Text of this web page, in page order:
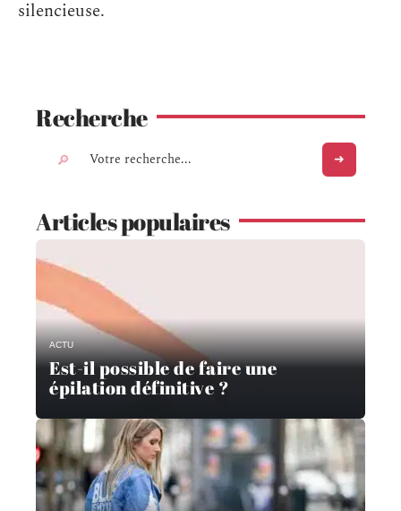
silencieuse.
Recherche
Articles populaires
ACTU
Est-il possible de faire une
épilation définitive ?